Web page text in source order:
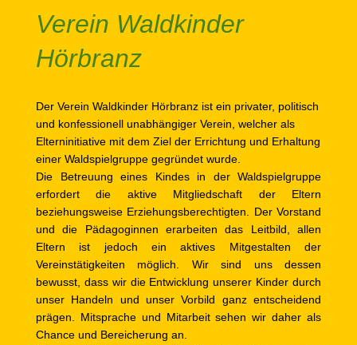
Verein Waldkinder
Hörbranz
Der Verein Waldkinder Hörbranz ist ein privater, politisch
und konfessionell unabhängiger Verein, welcher als
Elterninitiative mit dem Ziel der Errichtung und Erhaltung
einer Waldspielgruppe gegründet wurde.
Die Betreuung eines Kindes in der Waldspielgruppe
erfordert die aktive Mitgliedschaft der Eltern
beziehungsweise Erziehungsberechtigten. Der Vorstand
und die Pädagoginnen erarbeiten das Leitbild, allen
Eltern ist jedoch ein aktives Mitgestalten der
Vereinstätigkeiten möglich. Wir sind uns dessen
bewusst, dass wir die Entwicklung unserer Kinder durch
unser Handeln und unser Vorbild ganz entscheidend
prägen. Mitsprache und Mitarbeit sehen wir daher als
Chance und Bereicherung an.